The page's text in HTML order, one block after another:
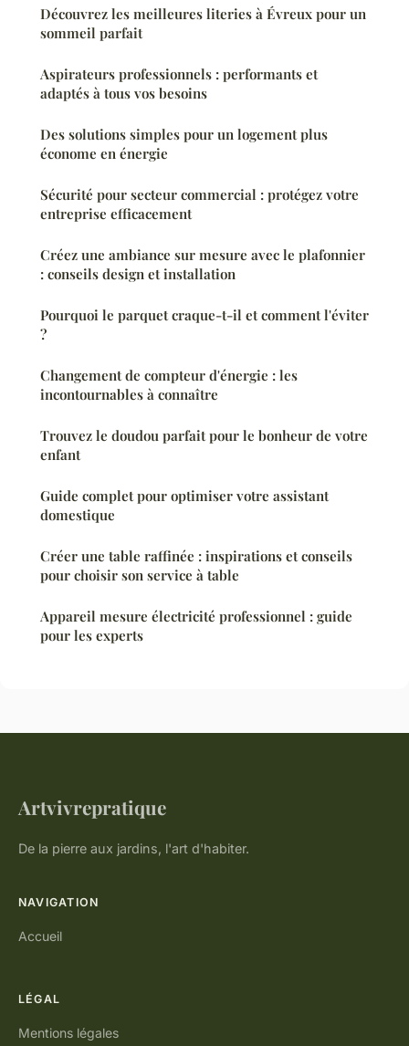
Découvrez les meilleures literies à Évreux pour un
sommeil parfait
Aspirateurs professionnels : performants et
adaptés à tous vos besoins
Des solutions simples pour un logement plus
économe en énergie
Sécurité pour secteur commercial : protégez votre
entreprise efficacement
Créez une ambiance sur mesure avec le plafonnier
: conseils design et installation
Pourquoi le parquet craque-t-il et comment l'éviter
?
Changement de compteur d'énergie : les
incontournables à connaître
Trouvez le doudou parfait pour le bonheur de votre
enfant
Guide complet pour optimiser votre assistant
domestique
Créer une table raffinée : inspirations et conseils
pour choisir son service à table
Appareil mesure électricité professionnel : guide
pour les experts
Artvivrepratique
De la pierre aux jardins, l'art d'habiter.
NAVIGATION
Accueil
LÉGAL
Mentions légales